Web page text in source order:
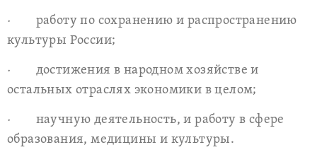
· работу по сохранению и распространению
культуры России;
· достижения в народном хозяйстве и
остальных отраслях экономики в целом;
· научную деятельность, и работу в сфере
образования, медицины и культуры.